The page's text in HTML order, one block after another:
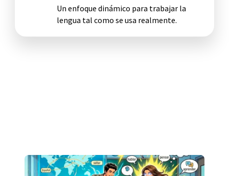
Un enfoque dinámico para trabajar la
lengua tal como se usa realmente.